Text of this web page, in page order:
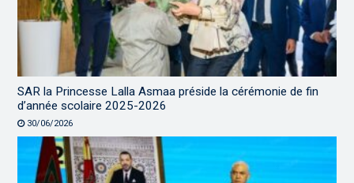
SAR la Princesse Lalla Asmaa préside la cérémonie de fin
d’année scolaire 2025-2026
30/06/2026